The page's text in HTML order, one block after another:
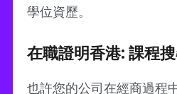
學位資歷。
在職證明香港: 課程
也許您的公司在經商過程